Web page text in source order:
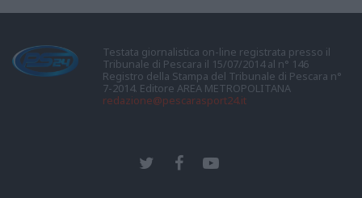
Testata giornalistica on-line registrata presso il
Tribunale di Pescara il 15/07/2014 al n° 146
Registro della Stampa del Tribunale di Pescara n°
7-2014. Editore AREA METROPOLITANA
redazione@pescarasport24.it